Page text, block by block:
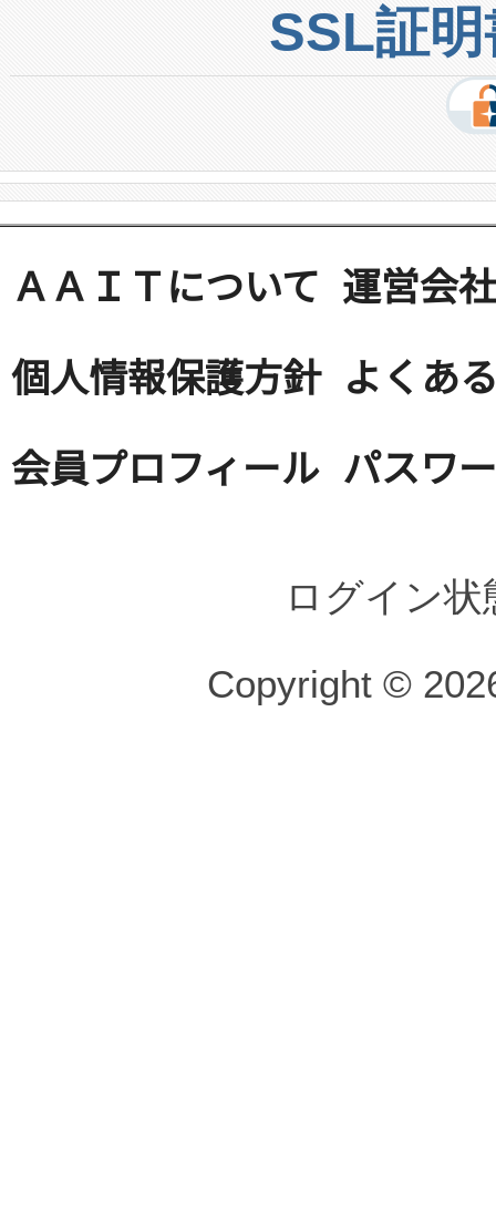
SSL証
ＡＡＩＴについて 運営会社
個人情報保護方針 よくあ
会員プロフィール パスワ
ログイン
Copyright ©